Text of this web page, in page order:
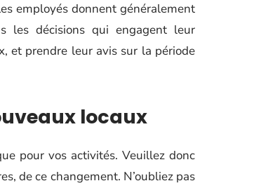
employés donnent généralement
les décisions qui engagent leur
et prendre leur avis sur la période
locaux
pour vos activités. Veuillez donc
de ce changement. N’oubliez pas